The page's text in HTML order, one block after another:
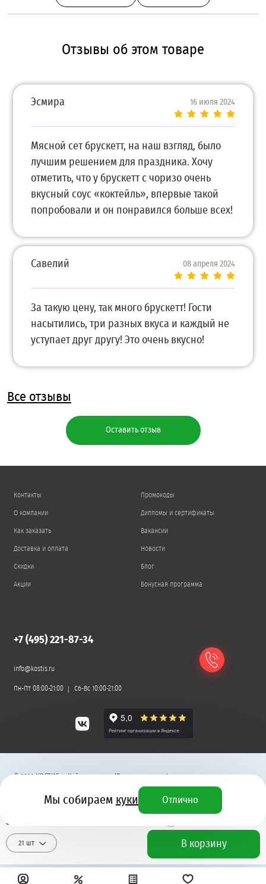
21 шт В корзину
3 320 ₽
Отзывы об этом товаре
Оставить отзыв
Эсмира 16 июля 2024
Мясной сет брускетт, на наш взгляд, было
лучшим решением для праздника. Хочу
отметить, что у брускетт с чоризо очень
вкусный соус «коктейль», впервые такой
попробовали и он понравился больше всех!
Савелий 08 апреля 2024
За такую цену, так много брускетт! Гости
насытились, три разных вкуса и каждый не
уступает друг другу! Это очень вкусно!
Все отзывы
Контакты
О компании
Как заказать
Доставка и оплата
Скидки
Акции
Промокоды
Дипломы и сертификаты
Вакансии
Новости
Блог
Бонусная программа
+7 (495) 221-87-34
info@kostis.ru
Пн-Пт 08:00-21:00 Сб-Вс 10:00-21:00
©2026 КОСТИС — Кейтеринг. Юридическая информация
Мы собираем куки Отлично